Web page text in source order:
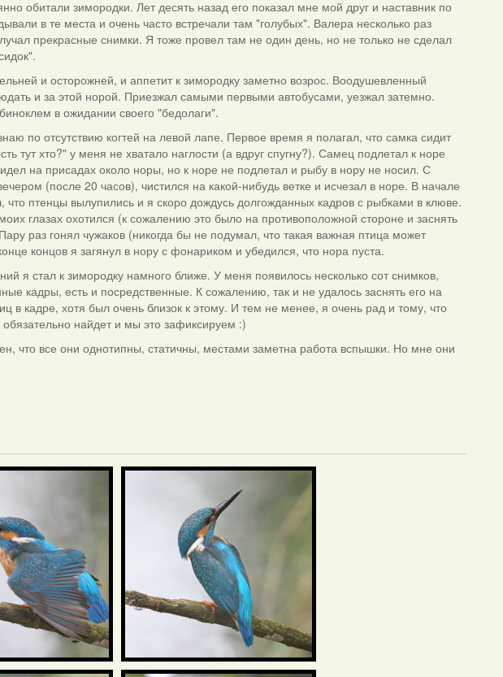
обитали зимородки. Лет десять назад его показал мне мой друг и наставник по
в те места и очень часто встречали там "голубых". Валера несколько раз
прекрасные снимки. Я тоже провел там не один день, но не только не сделал
и осторожней, и аппетит к зимородку заметно возрос. Воодушевленный
и за этой норой. Приезжал самыми первыми автобусами, уезжал затемно.
в ожидании своего "бедолаги".
по отсутствию когтей на левой лапе. Первое время я полагал, что самка сидит
тут хто?" у меня не хватало наглости (а вдруг спугну?). Самец подлетал к норе
на присадах около норы, но к норе не подлетал и рыбу в нору не носил. С
(после 20 часов), чистился на какой-нибудь ветке и исчезал в норе. В начале
птенцы вылупились и я скоро дождусь долгожданных кадров с рыбками в клюве.
глазах охотился (к сожалению это было на противоположной стороне и заснять
раз гонял чужаков (никогда бы не подумал, что такая важная птица может
концов я загянул в нору с фонариком и убедился, что нора пуста.
я стал к зимородку намного ближе. У меня появилось несколько сот снимков,
кадры, есть и посредственные. К сожалению, так и не удалось заснять его на
в кадре, хотя был очень близок к этому. И тем не менее, я очень рад и тому, что
найдет и мы это зафиксируем :)
что все они однотипны, статичны, местами заметна работа вспышки. Но мне они